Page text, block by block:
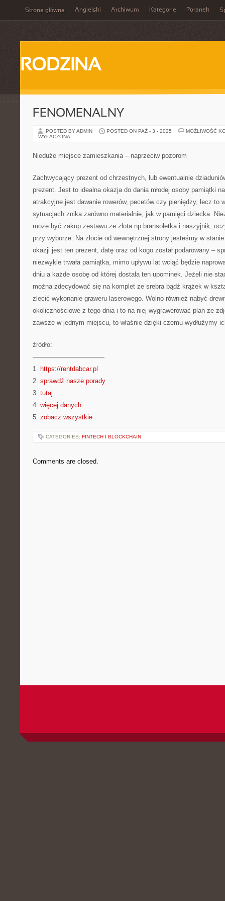
Strona główna Angielski Archiwum Kategorie Poranek
RODZINA
FENOMENALNY
POSTED BY ADMIN POSTED ON PAŹ - 3 - 2025
MOŻLIWOŚĆ
WYŁĄCZONA
Nieduże miejsce zamieszkania – naprzeciw pozorom
Zachwycający prezent od chrzestnych, lub ewentualnie
prezent. Jest to idealna okazja do dania młodej osoby pamiątki
atrakcyjne jest dawanie rowerów, pecetów czy pieniędzy, lecz to
sytuacjach znika zarówno materialnie, jak w pamięci dziecka.
może być zakup zestawu ze złota np bransoletka i naszyjnik,
przy wyborze. Na złocie od wewnętrznej strony jesteśmy w
okazji jest ten prezent, datę oraz od kogo został podarowany –
niezwykle trwała pamiątka, mimo upływu lat wciąć będzie
dniu a każde osobę od której dostała ten upominek. Jeżeli nie
można zdecydować się na komplet ze srebra bądź krążek w
zlecić wykonanie graweru laserowego. Wolno również nabyć
okolicznościowe z tego dnia i to na niej wygrawerować plan ze
zawsze w jednym miejscu, to właśnie dzięki czemu wydłużymy
źródło:
———————————
1. https://rentdabcar.pl
2. sprawdź nasze porady
3. tutaj
4. więcej danych
5. zobacz wszystkie
CATEGORIES: FINTECH I BLOCKCHAIN
Comments are closed.